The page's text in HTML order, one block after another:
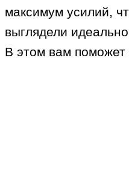
максимум усилий,
выглядели
В этом вам поможет